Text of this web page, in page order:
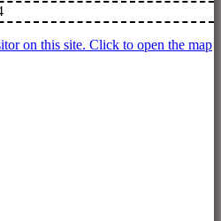
on this site. Click to open the map